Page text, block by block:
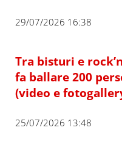
29/07/2026 16:38
Tra bisturi e
fa ballare 200
(video e
25/07/2026 13:48